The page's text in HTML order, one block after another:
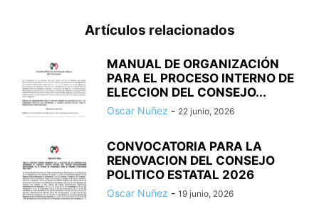
Artículos relacionados
MANUAL DE ORGANIZACIÓN
PARA EL PROCESO INTERNO DE
ELECCION DEL CONSEJO...
Oscar Nuñez - 22 junio, 2026
CONVOCATORIA PARA LA
RENOVACION DEL CONSEJO
POLITICO ESTATAL 2026
Oscar Nuñez - 19 junio, 2026